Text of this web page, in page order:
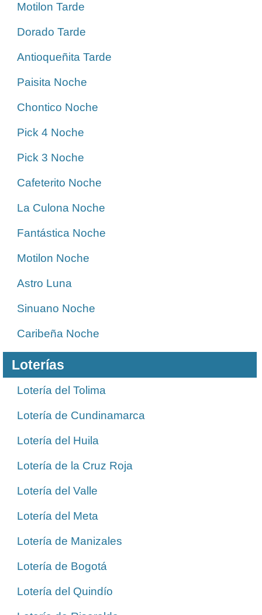
Motilon Tarde
Dorado Tarde
Antioqueñita Tarde
Paisita Noche
Chontico Noche
Pick 4 Noche
Pick 3 Noche
Cafeterito Noche
La Culona Noche
Fantástica Noche
Motilon Noche
Astro Luna
Sinuano Noche
Caribeña Noche
Loterías
Lotería del Tolima
Lotería de Cundinamarca
Lotería del Huila
Lotería de la Cruz Roja
Lotería del Valle
Lotería del Meta
Lotería de Manizales
Lotería de Bogotá
Lotería del Quindío